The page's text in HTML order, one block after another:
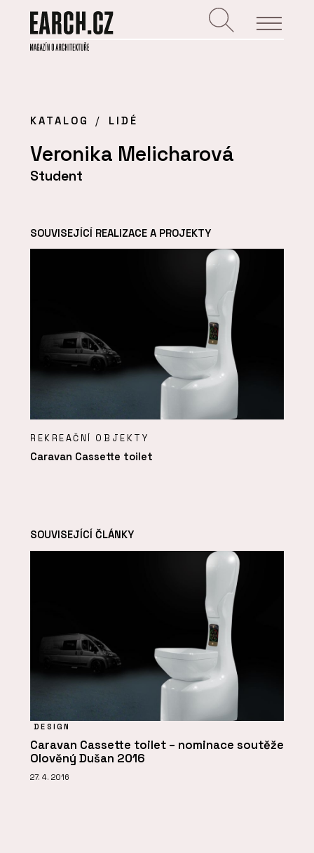
KATALOG LIDÉ
Veronika Melicharová
Student
SOUVISEJÍCÍ REALIZACE A PROJEKTY
REKREAČNÍ OBJEKTY
Caravan Cassette toilet
SOUVISEJÍCÍ ČLÁNKY
DESIGN
Caravan Cassette toilet – nominace soutěže
Olověný Dušan 2016
27. 4. 2016